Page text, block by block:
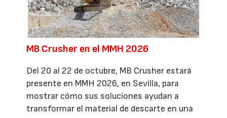
MB Crusher en el MMH 2026
Del 20 al 22 de octubre, MB Crusher estará
presente en MMH 2026, en Sevilla, para
mostrar cómo sus soluciones ayudan a
transformar el material de descarte en una